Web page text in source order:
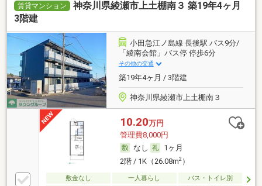
賃貸マンション
神奈川県綾瀬市上土棚南３ 築19年4ヶ月
3階建
小田急江ノ島線 長後駅 バス9分/
「綾南会館」バス停 停歩6分
その他の交通
築19年4ヶ月 / 3階建
神奈川県綾瀬市上土棚南３
10.20万円
管理費8,000円
なし
1ヶ月
2階 / 1K（26.08m2）
敷金なし 一人暮らし バス・トイレ別